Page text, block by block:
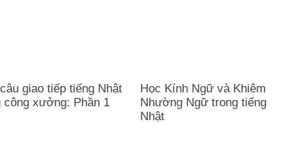
giao tiếp tiếng Nhật
công xưởng: Phần 1
Học Kính Ngữ và Khiêm
Nhường Ngữ trong tiếng
Nhật